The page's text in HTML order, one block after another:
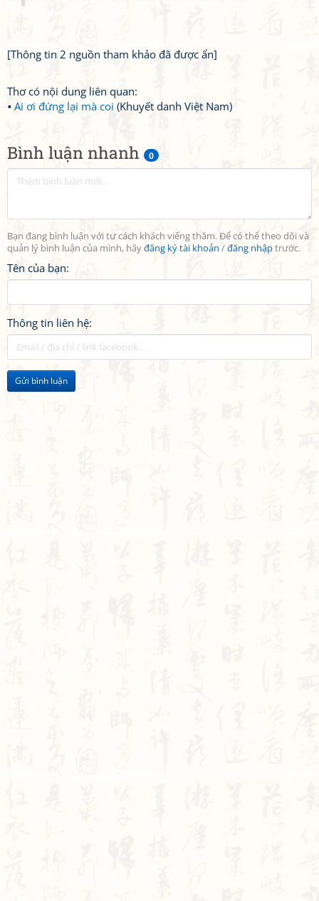
Bình luận nhanh 0
Bạn đang bình luận với tư cách khách viếng thăm. Để có thể theo dõi và
quản lý bình luận của mình, hãyđăng ký tài khoản /đăng nhậptrước.
Tên của bạn:
Thông tin liên hệ:
Gửi bình luận
[Thông tin 2 nguồn tham khảo đã được ẩn]
Thơ có nội dung liên quan:
Ai ơi đứng lại mà coi (Khuyết danh Việt Nam)